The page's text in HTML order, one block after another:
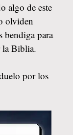
algo de este
olviden
bendiga para
la Biblia.
por los